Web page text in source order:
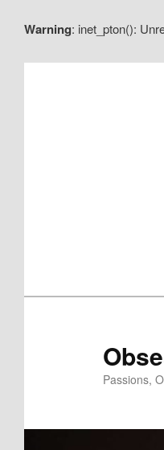
Warning: inet_pton():
au
Passions,